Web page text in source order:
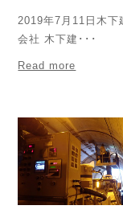
2019年7月11日木下
会社 木下建･･･
Read more